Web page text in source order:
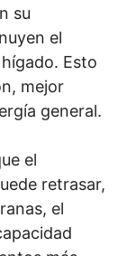
su
el
Esto
mejor
general.
el
retrasar,
el